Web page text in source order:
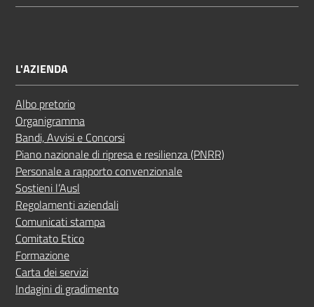
L'AZIENDA
Albo pretorio
Organigramma
Bandi, Avvisi e Concorsi
Piano nazionale di ripresa e resilienza (PNRR)
Personale a rapporto convenzionale
Sostieni l’Ausl
Regolamenti aziendali
Comunicati stampa
Comitato Etico
Formazione
Carta dei servizi
Indagini di gradimento